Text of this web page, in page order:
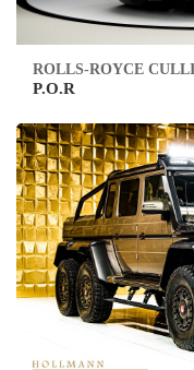
ROLLS-ROYCE
P.O.R